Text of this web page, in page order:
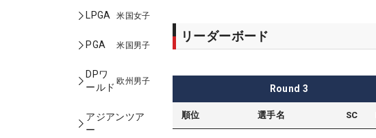
LPGA 米国女子
PGA 米国男子
DPワ
ールド
欧州男子
アジアンツア
ー
リーダーボード
Round 3
順位 選手名 SC